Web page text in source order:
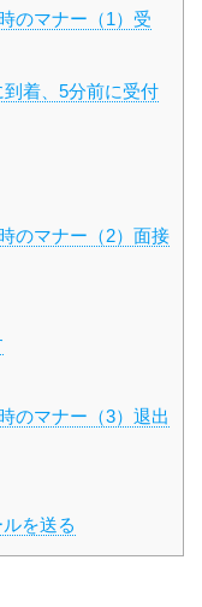
のマナー（1）受
着、5分前に受付
のマナー（2）面接
のマナー（3）退出
を送る